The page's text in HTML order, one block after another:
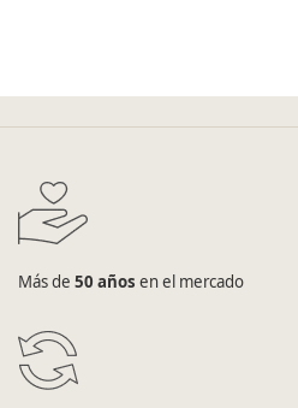
Más de 50 años en el mercado